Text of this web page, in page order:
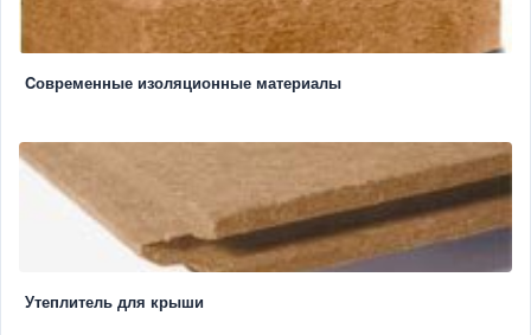
Cовременные изоляционные материалы
Утеплитель для крыши